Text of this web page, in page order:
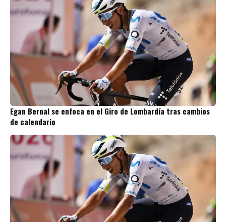
Egan Bernal se enfoca en el Giro de Lombardía tras cambios
de calendario